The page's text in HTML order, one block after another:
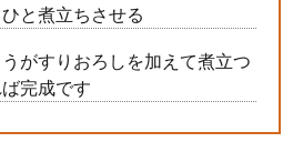
と煮立ちさせる
がすりおろしを加えて煮立つ
完成です